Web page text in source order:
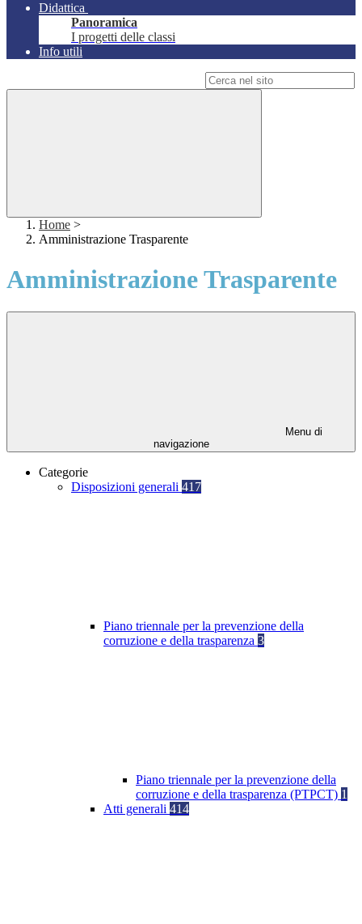
Didattica
Panoramica
I progetti delle classi
Info utili
Home >
Amministrazione Trasparente
Amministrazione Trasparente
Menu di
navigazione
Categorie
Disposizioni generali 417
Piano triennale per la prevenzione della
corruzione e della trasparenza 3
Piano triennale per la prevenzione della
corruzione e della trasparenza (PTPCT) 1
Atti generali 414